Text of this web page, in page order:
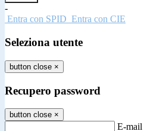
-
Entra con SPID Entra con CIE
Seleziona utente
button close ×
Recupero password
button close ×
E-mail